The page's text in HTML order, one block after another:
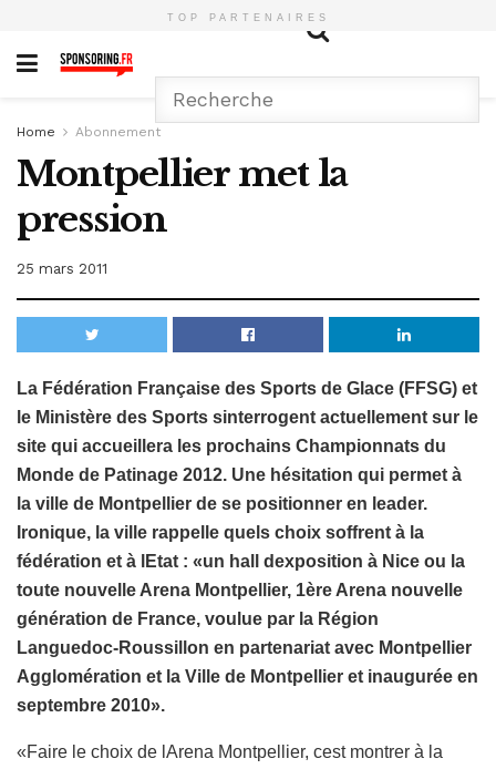
TOP PARTENAIRES
Home Abonnement
Montpellier met la
pression
25 mars 2011
La Fédération Française des Sports de Glace (FFSG) et
le Ministère des Sports sinterrogent actuellement sur le
site qui accueillera les prochains Championnats du
Monde de Patinage 2012. Une hésitation qui permet à
la ville de Montpellier de se positionner en leader.
Ironique, la ville rappelle quels choix soffrent à la
fédération et à lEtat : «un hall dexposition à Nice ou la
toute nouvelle Arena Montpellier, 1ère Arena nouvelle
génération de France, voulue par la Région
Languedoc-Roussillon en partenariat avec Montpellier
Agglomération et la Ville de Montpellier et inaugurée en
septembre 2010».
«Faire le choix de lArena Montpellier, cest montrer à la